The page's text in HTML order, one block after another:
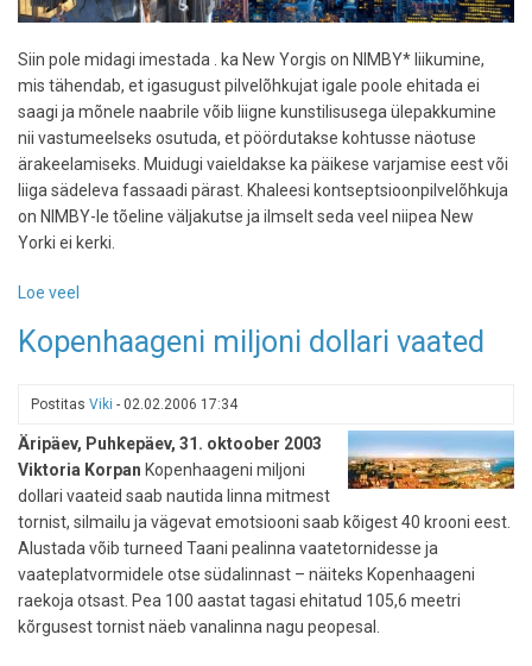
Siin pole midagi imestada . ka New Yorgis on NIMBY* liikumine,
mis tähendab, et igasugust pilvelõhkujat igale poole ehitada ei
saagi ja mõnele naabrile võib liigne kunstilisusega ülepakkumine
nii vastumeelseks osutuda, et pöördutakse kohtusse näotuse
ärakeelamiseks. Muidugi vaieldakse ka päikese varjamise eest või
liiga sädeleva fassaadi pärast. Khaleesi kontseptsioonpilvelõhkuja
on NIMBY-le tõeline väljakutse ja ilmselt seda veel niipea New
Yorki ei kerki.
Loe veel
-
sellist
New
York
vajabki?
Kopenhaageni miljoni dollari vaated
Postitas Viki - 02.02.2006 17:34
Äripäev, Puhkepäev, 31. oktoober 2003
Viktoria Korpan Kopenhaageni miljoni
dollari vaateid saab nautida linna mitmest
tornist, silmailu ja vägevat emotsiooni saab kõigest 40 krooni eest.
Alustada võib turneed Taani pealinna vaatetornidesse ja
vaateplatvormidele otse südalinnast – näiteks Kopenhaageni
raekoja otsast. Pea 100 aastat tagasi ehitatud 105,6 meetri
kõrgusest tornist näeb vanalinna nagu peopesal.